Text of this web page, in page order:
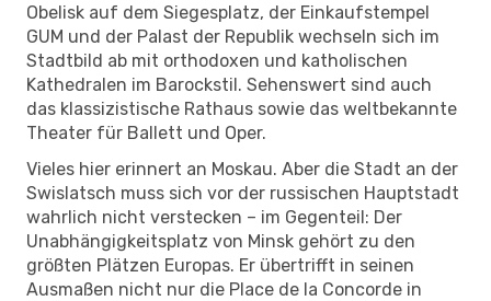
Obelisk auf dem Siegesplatz, der Einkaufstempel
GUM und der Palast der Republik wechseln sich im
Stadtbild ab mit orthodoxen und katholischen
Kathedralen im Barockstil. Sehenswert sind auch
das klassizistische Rathaus sowie das weltbekannte
Theater für Ballett und Oper.
Vieles hier erinnert an Moskau. Aber die Stadt an der
Swislatsch muss sich vor der russischen Hauptstadt
wahrlich nicht verstecken – im Gegenteil: Der
Unabhängigkeitsplatz von Minsk gehört zu den
größten Plätzen Europas. Er übertrifft in seinen
Ausmaßen nicht nur die Place de la Concorde in